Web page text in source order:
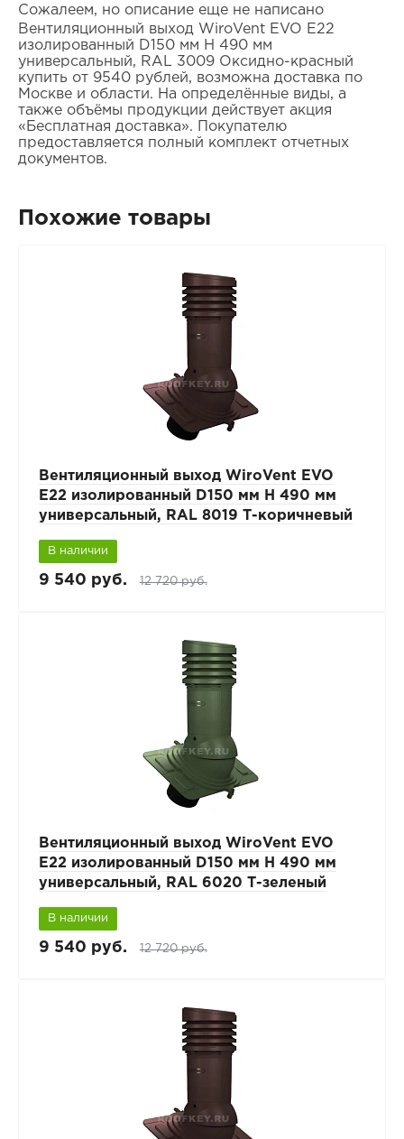
Сожалеем, но описание еще не написано
Вентиляционный выход WiroVent EVO E22
изолированный D150 мм Н 490 мм
универсальный, RAL 3009 Оксидно-красный
купить от 9540 рублей, возможна доставка по
Москве и области. На определённые виды, а
также объёмы продукции действует акция
«Бесплатная доставка». Покупателю
предоставляется полный комплект отчетных
документов.
Похожие товары
Вентиляционный выход WiroVent EVO
E22 изолированный D150 мм Н 490 мм
универсальный, RAL 8019 Т-коричневый
В наличии
9 540 руб. 12 720 руб.
Вентиляционный выход WiroVent EVO
E22 изолированный D150 мм Н 490 мм
универсальный, RAL 6020 Т-зеленый
В наличии
9 540 руб. 12 720 руб.